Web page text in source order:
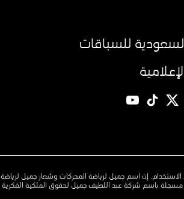
للسباقات
twitter
TikTok
الاستخدام. إن اسم جميل لرياضة المحركات وشعار جميل لرياضة
باسم شركة عبد اللطيف جميل لحقوق الملكية الفكرية